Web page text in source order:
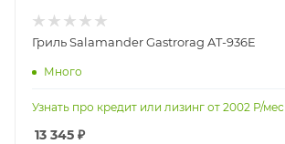
Гриль Salamander Gastrorag AT-936E
Много
Узнать про кредит или лизинг от 2002 Р/мес
13 345 ₽